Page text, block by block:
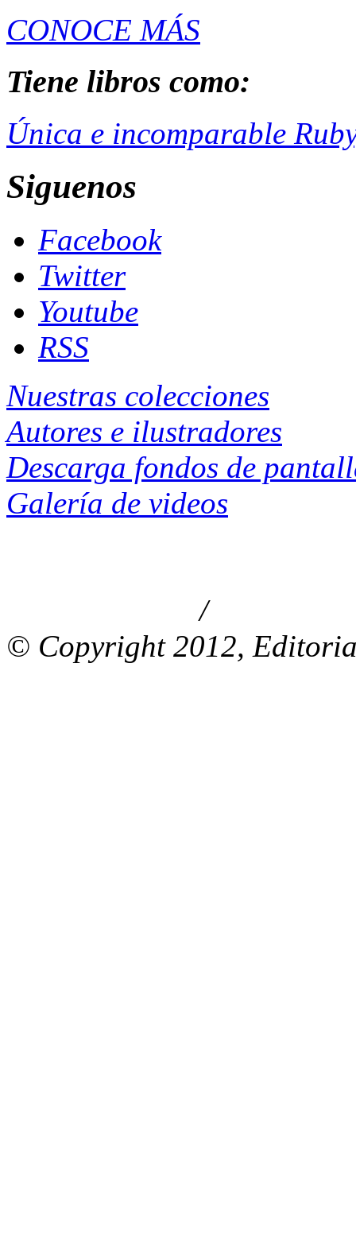
CONOCE MÁS
Tiene libros como:
Única e incomparable
Siguenos
Facebook
Twitter
Youtube
RSS
Nuestras colecciones
Autores e ilustradores
Descarga fondos de
Galería de videos
/
© Copyright 2012,